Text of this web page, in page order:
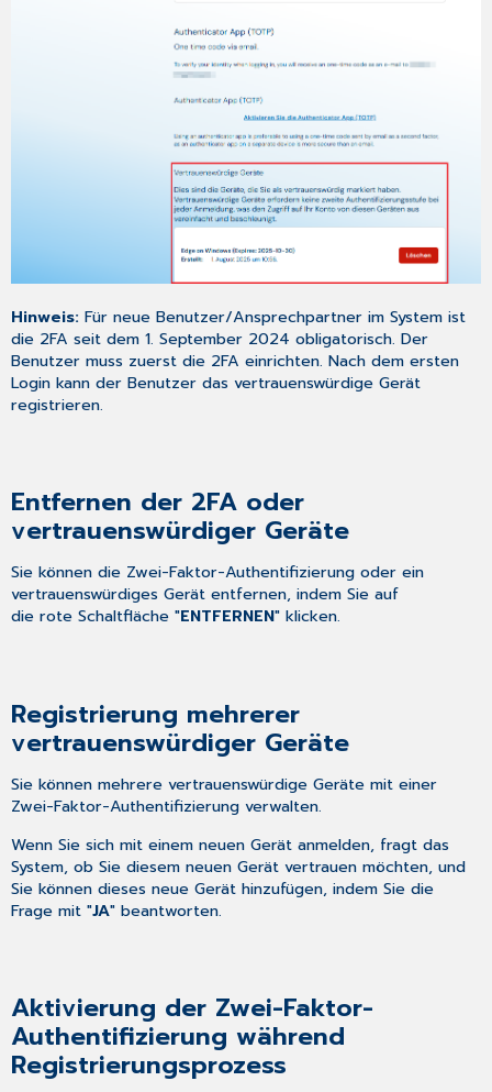
Hinweis: Für neue Benutzer/Ansprechpartner im System ist
die 2FA seit dem 1. September 2024 obligatorisch. Der
Benutzer muss zuerst die 2FA einrichten. Nach dem ersten
Login kann der Benutzer das vertrauenswürdige Gerät
registrieren.
Entfernen der 2FA oder
vertrauenswürdiger Geräte
Sie können die Zwei-Faktor-Authentifizierung oder ein
vertrauenswürdiges Gerät entfernen, indem Sie auf
die rote Schaltfläche "ENTFERNEN" klicken.
Registrierung mehrerer
vertrauenswürdiger Geräte
Sie können mehrere vertrauenswürdige Geräte mit einer
Zwei-Faktor-Authentifizierung verwalten.
Wenn Sie sich mit einem neuen Gerät anmelden, fragt das
System, ob Sie diesem neuen Gerät vertrauen möchten, und
Sie können dieses neue Gerät hinzufügen, indem Sie die
Frage mit "JA" beantworten.
Aktivierung der Zwei-Faktor-
Authentifizierung während
Registrierungsprozess